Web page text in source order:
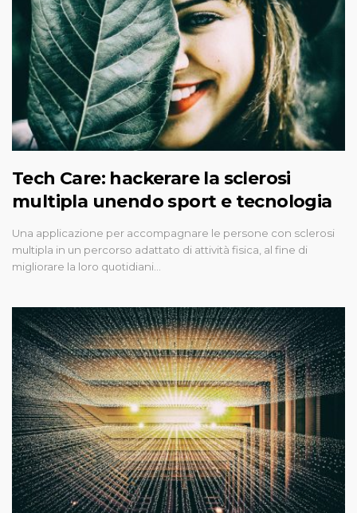
Tech Care: hackerare la sclerosi
multipla unendo sport e tecnologia
Una applicazione per accompagnare le persone con sclerosi
multipla in un percorso adattato di attività fisica, al fine di
migliorare la loro quotidiani…